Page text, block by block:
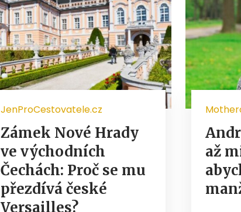
JenProCestovatele.cz
Zámek Nové Hrady
ve východních
Čechách: Proč se mu
přezdívá české
Versailles?
až